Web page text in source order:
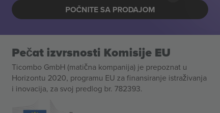
POČNITE SA PRODAJOM
Pečat izvrsnosti Komisije EU
Ticombo GmbH (matična kompanija) je prepoznat u
Horizontu 2020, programu EU za finansiranje istraživanja
i inovacija, za svoj predlog br. 782393.